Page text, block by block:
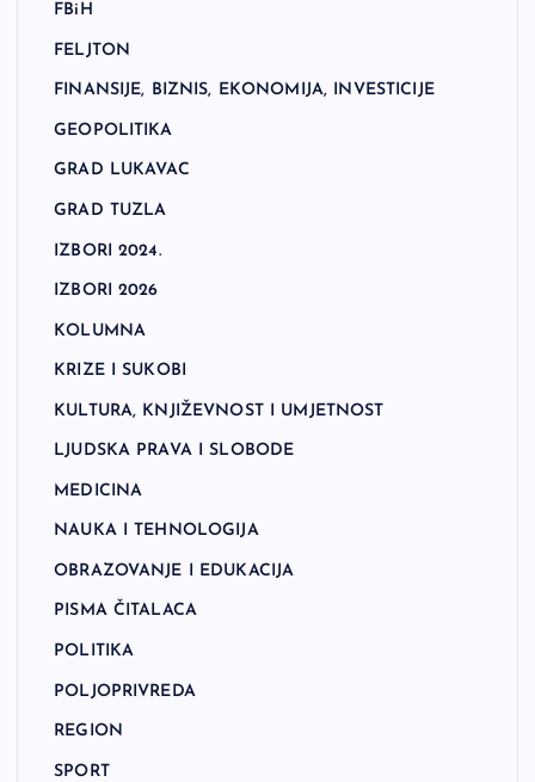
FBiH
FELJTON
FINANSIJE, BIZNIS, EKONOMIJA, INVESTICIJE
GEOPOLITIKA
GRAD LUKAVAC
GRAD TUZLA
IZBORI 2024.
IZBORI 2026
KOLUMNA
KRIZE I SUKOBI
KULTURA, KNJIŽEVNOST I UMJETNOST
LJUDSKA PRAVA I SLOBODE
MEDICINA
NAUKA I TEHNOLOGIJA
OBRAZOVANJE I EDUKACIJA
PISMA ČITALACA
POLITIKA
POLJOPRIVREDA
REGION
SPORT